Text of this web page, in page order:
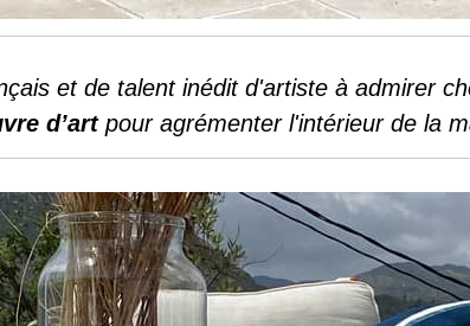
et de talent inédit d'artiste à admirer
d’art pour agrémenter l'intérieur de la